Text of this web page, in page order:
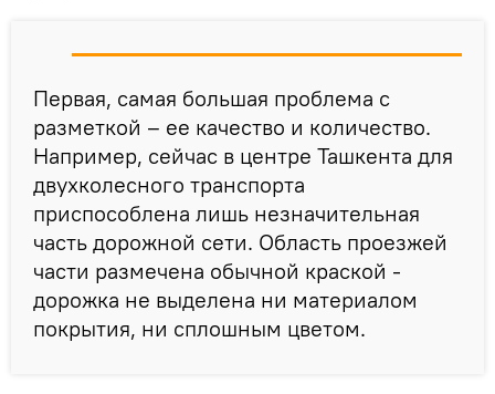
Первая, самая большая проблема с
разметкой – ее качество и количество.
Например, сейчас в центре Ташкента для
двухколесного транспорта
приспособлена лишь незначительная
часть дорожной сети. Область проезжей
части размечена обычной краской -
дорожка не выделена ни материалом
покрытия, ни сплошным цветом.